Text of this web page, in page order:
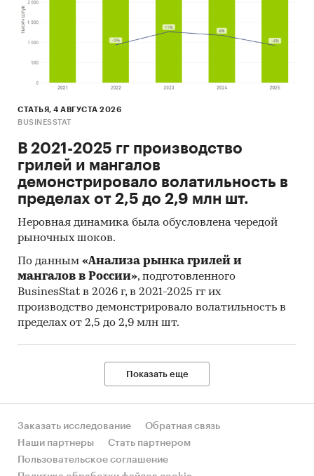
СТАТЬЯ, 4 АВГУСТА 2026
BUSINESSTAT
В 2021-2025 гг производство
грилей и мангалов
демонстрировало волатильность в
пределах от 2,5 до 2,9 млн шт.
Неровная динамика была обусловлена чередой
рыночных шоков.
По данным «Анализа рынка грилей и
мангалов в России», подготовленного
BusinesStat в 2026 г, в 2021-2025 гг их
производство демонстрировало волатильность в
пределах от 2,5 до 2,9 млн шт.
Показать еще
Заказать исследование
Обратная связь
Наши партнеры
Стать партнером
Пользовательское соглашение